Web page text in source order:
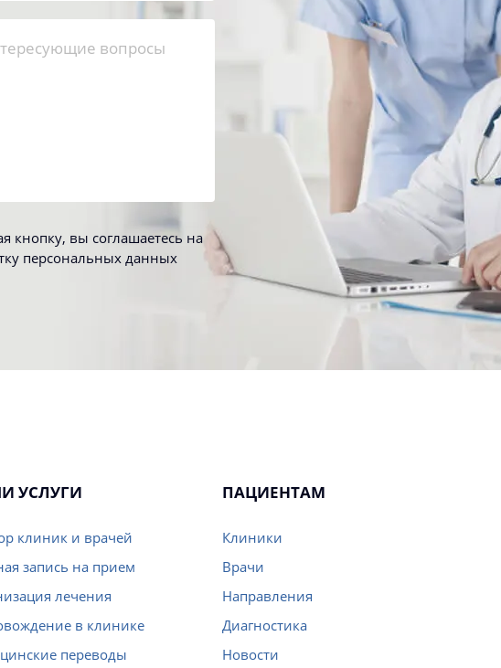
кнопку, вы соглашаетесь на
персональных данных
УСЛУГИ
клиник и врачей
запись на прием
лечения
в клинике
переводы
ПАЦИЕНТАМ
Клиники
Врачи
Направления
Диагностика
Новости